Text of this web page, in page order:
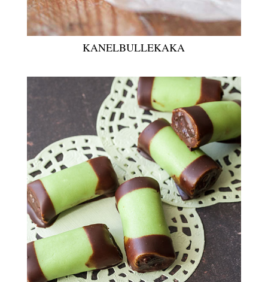
KANELBULLEKAKA